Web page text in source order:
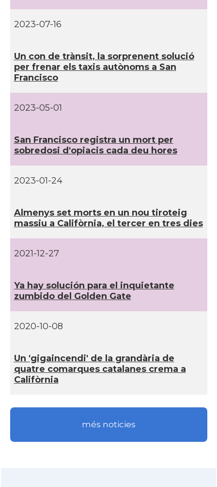
CAMON
CAMON Catalans a SAINT LOUIS
CAMON
CAMON
CAMON Catalans a SAN FRANCISCO
CAMON
Catalans a Silicon Valley (San Jose),
California, USA
CAMON
CAMON Catalans a TENNESSEE
CAMON Catalans a UTAH
CAMON Catalans a WASHINGTON DC
Catalans a WYOMING
2023-07-16
Un con de trànsit, la sorprenent solució
per frenar els taxis autònoms a San
Francisco
2023-05-01
San Francisco registra un mort per
sobredosi d'opiacis cada deu hores
2023-01-24
Almenys set morts en un nou tiroteig
massiu a Califòrnia, el tercer en tres dies
2021-12-27
Ya hay solución para el inquietante
zumbido del Golden Gate
2020-10-08
Un 'gigaincendi' de la grandària de
quatre comarques catalanes crema a
Califòrnia
més noticies